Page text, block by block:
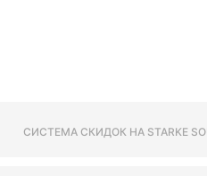
СИСТЕМА СКИДОК НА STARKE